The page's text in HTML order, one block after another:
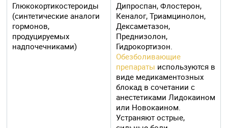
Глюкокортикостероиды
(синтетические аналоги
гормонов,
продуцируемых
надпочечниками)
Дипроспан, Флостерон,
Кеналог, Триамцинолон,
Дексаметазон,
Преднизолон,
Гидрокортизон.
Обезболивающие
препараты используются в
виде медикаментозных
блокад в сочетании с
анестетиками Лидокаином
или Новокаином.
Устраняют острые,